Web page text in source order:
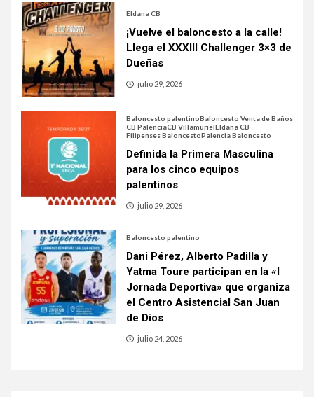
Eldana CB
¡Vuelve el baloncesto a la calle!
Llega el XXXIII Challenger 3×3 de
Dueñas
julio 29, 2026
Baloncesto palentinoBaloncesto Venta de Baños
CB PalenciaCB VillamurielEldana CB
Filipenses BaloncestoPalencia Baloncesto
Definida la Primera Masculina
para los cinco equipos
palentinos
julio 29, 2026
Baloncesto palentino
Dani Pérez, Alberto Padilla y
Yatma Toure participan en la «I
Jornada Deportiva» que organiza
el Centro Asistencial San Juan
de Dios
julio 24, 2026